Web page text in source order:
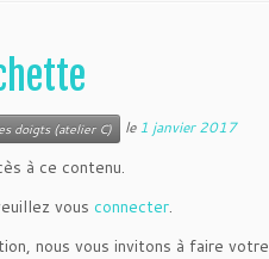
doigts (atelier C) le1 janvier 2017
à ce contenu.
vous connecter.
nous vous invitons à faire votre